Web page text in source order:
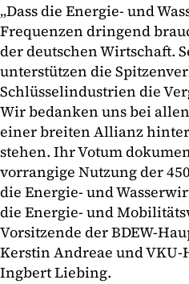
„Dass die Energie- und
Frequenzen dringend
der deutschen Wirtschaft.
unterstützen die
Schlüsselindustrien die
Wir bedanken uns bei
einer breiten Allianz
stehen. Ihr Votum
vorrangige Nutzung der
die Energie- und
die Energie- und
Vorsitzende der BDEW-
Kerstin Andreae und
Ingbert Liebing.